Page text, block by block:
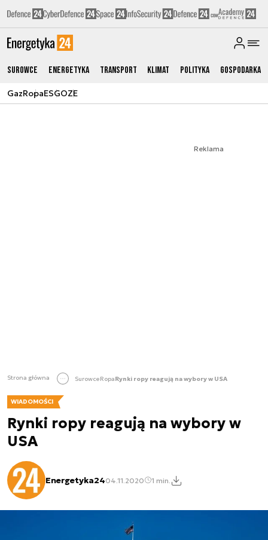
Surowce Energetyka Transport Klimat Polityka Gospodarka
GazRopaESGOZE
Reklama
Strona główna SurowceRopaRynki ropy reagują na wybory w USA
WIADOMOŚCI
Rynki ropy reagują na wybory w
USA
Energetyka2404.11.2020 1 min.